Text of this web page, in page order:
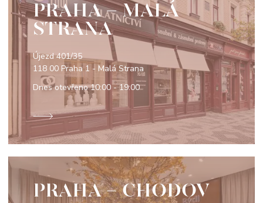
PRAHA - MALÁ
STRANA
Újezd 401/35
118 00 Praha 1 - Malá Strana
Dnes otevřeno10:00 - 19:00
PRAHA - CHODOV